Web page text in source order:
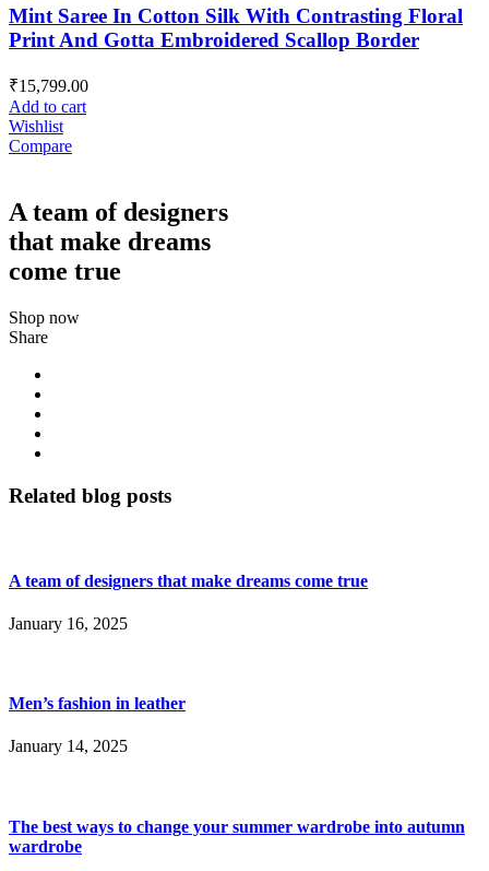
Mint Saree In Cotton Silk With Contrasting Floral
Print And Gotta Embroidered Scallop Border
₹15,799.00
Add to cart
Wishlist
Compare
A team of designers
that make dreams
come true
Shop now
Share
Related blog posts
A team of designers that make dreams come true
January 16, 2025
Men’s fashion in leather
January 14, 2025
The best ways to change your summer wardrobe into autumn
wardrobe